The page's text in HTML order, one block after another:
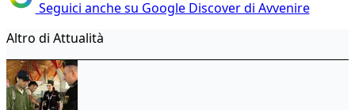
Seguici anche su Google Discover di Avvenire
Altro di Attualità